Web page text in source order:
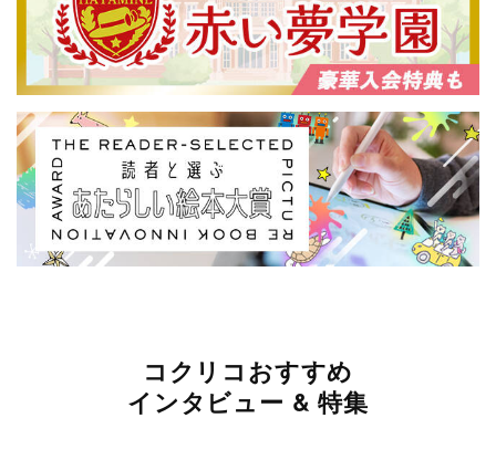
コクリコおすすめ
インタビュー & 特集